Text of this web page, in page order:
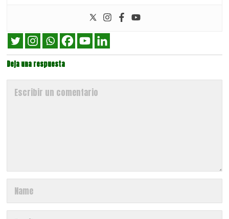
Deja una respuesta